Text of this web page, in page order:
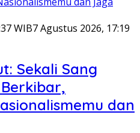
WIB7 Agustus 2026, 17:19
Sekali Sang
dan